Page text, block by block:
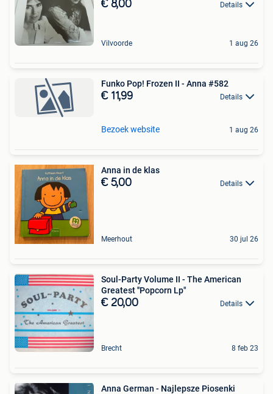
€ 8,00 Details
Vilvoorde 1 aug 26
Funko Pop! Frozen II - Anna #582
€ 11,99 Details
Bezoek website 1 aug 26
Anna in de klas
€ 5,00 Details
Meerhout 30 jul 26
Soul-Party Volume II - The American
Greatest ''Popcorn Lp"
€ 20,00 Details
Brecht 8 feb 23
Anna German - Najlepsze Piosenki